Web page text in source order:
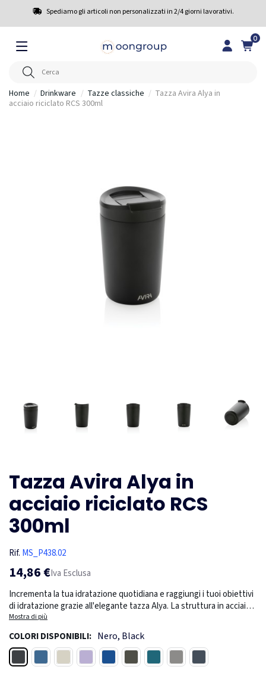
Spediamo gli articoli non personalizzati in 2/4 giorni lavorativi.
0
Home Drinkware Tazze classiche
Tazza Avira Alya in
acciaio riciclato RCS 300ml
Tazza Avira Alya in
acciaio riciclato RCS
300ml
Rif. MS_P438.02
14,86 €Iva Esclusa
Incrementa la tua idratazione quotidiana e raggiungi i tuoi obiettivi
di idratazione grazie all'elegante tazza Alya. La struttura in acciaio
inossidabile a doppia parete e isolata a vuoto mantiene la tua
bevanda preferita calda per 6 ore e l'acqua fresca per 8 ore. Il fondo
è dotato di un tappetino in silicone antiscivolo. Realizzato con
acciaio inossidabile e PP riciclato certificato RCS. RCS (Recycled
Claim Standard) è uno standard per verificare il contenuto riciclato
Mostra di più
COLORI DISPONIBILI: Nero, Black